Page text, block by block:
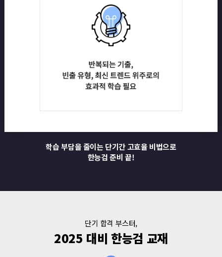
학습 부담을 줄이는 단기간 고효율 비법으로
한능검 준비 끝!
단기 합격 부스터,
2025 대비 한능검 교재